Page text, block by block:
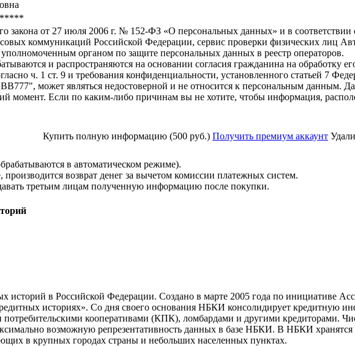
закона от 27 июля 2006 г. № 152-ФЗ «О персональных данных» и в
коммуникаций Российской Федерации, сервис проверки физических лиц
органом по защите персональных данных в реестр операторов.
и распространяются на основании согласия гражданина на обработку
ч. 1 ст. 9 и требования конфиденциальности, установленного статьей 7
может являться недостоверной и не относится к персональным данным.
момент. Если по каким-либо причинам вы не хотите, чтобы информация,
Купить полную информацию (500 руб.) Получить премиум аккаунт
в автоматическом режиме).
возврат денег за вычетом комиссии платежных систем.
третьим лицам полученную информацию после покупки.
в Российской Федерации. Создано в марте 2005 года по инициативе
историях». Со дня своего основания НБКИ консолидирует кредитную
кооперативами (КПК), ломбардами и другими кредиторами.
возможную репрезентативность данных в базе НБКИ. В НБКИ
в крупных городах страны и небольших населенных пунктах.